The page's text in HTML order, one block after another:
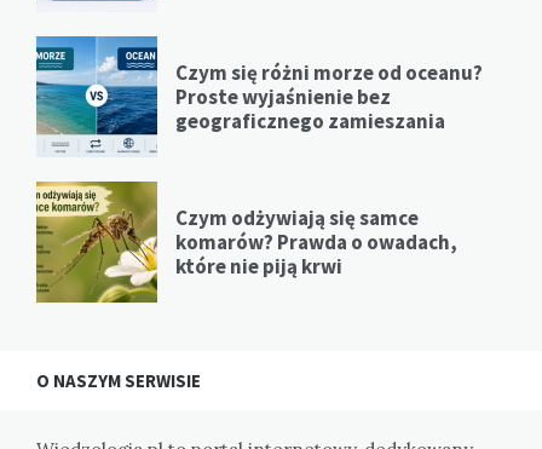
Czym się różni morze od oceanu?
Proste wyjaśnienie bez
geograficznego zamieszania
Czym odżywiają się samce
komarów? Prawda o owadach,
które nie piją krwi
O NASZYM SERWISIE